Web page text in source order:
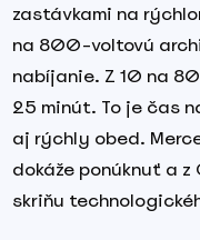
zastávkami na
na 800-voltovú
nabíjanie. Z 10 na
25 minút. To je čas
aj rýchly obed.
dokáže ponúknuť a
skriňu